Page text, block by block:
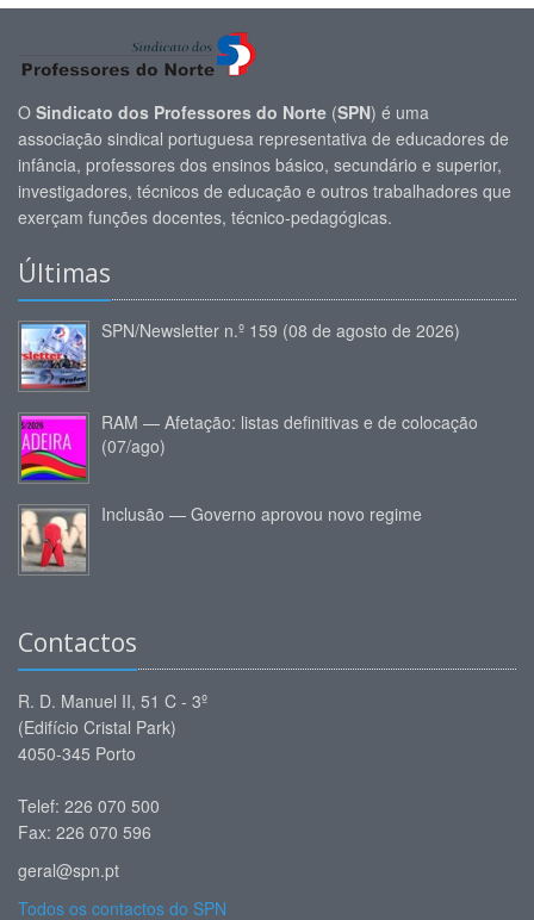
O Sindicato dos Professores do Norte (SPN) é uma
associação sindical portuguesa representativa de educadores de
infância, professores dos ensinos básico, secundário e superior,
investigadores, técnicos de educação e outros trabalhadores que
exerçam funções docentes, técnico-pedagógicas.
Últimas
SPN/Newsletter n.º 159 (08 de agosto de 2026)
RAM — Afetação: listas definitivas e de colocação
(07/ago)
Inclusão — Governo aprovou novo regime
Contactos
R. D. Manuel II, 51 C - 3º
(Edifício Cristal Park)
4050-345 Porto
Telef: 226 070 500
Fax: 226 070 596
geral@spn.pt
Todos os contactos do SPN